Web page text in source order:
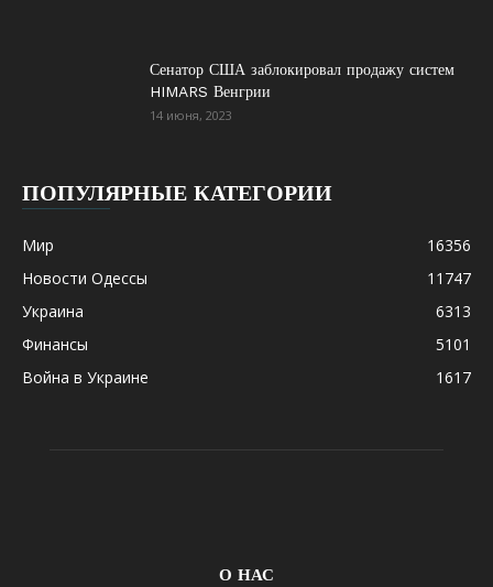
Сенатор США заблокировал продажу систем
HIMARS Венгрии
14 июня, 2023
ПОПУЛЯРНЫЕ КАТЕГОРИИ
Мир
16356
Новости Одессы
11747
Украина
6313
Финансы
5101
Война в Украине
1617
О НАС